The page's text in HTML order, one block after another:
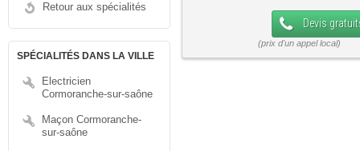
Retour aux spécialités
SPÉCIALITÉS DANS LA VILLE
Electricien
Cormoranche-sur-saône
Maçon Cormoranche-
sur-saône
Devis